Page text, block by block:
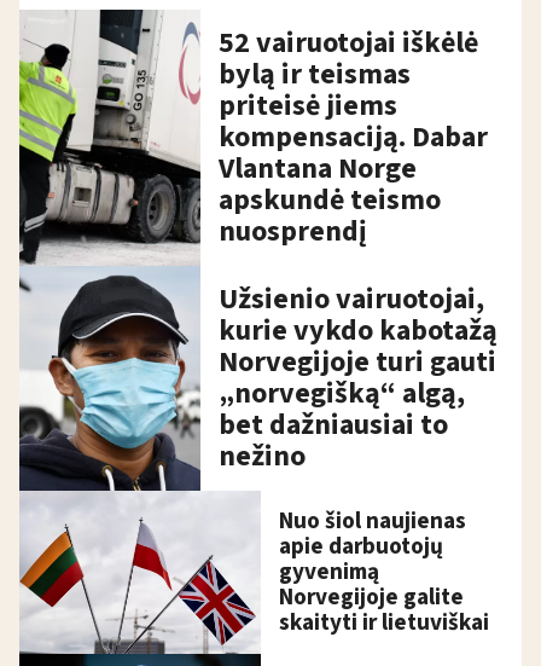
52 vairuotojai iškėlė
bylą ir teismas
priteisė jiems
kompensaciją. Dabar
Vlantana Norge
apskundė teismo
nuosprendį
Užsienio vairuotojai,
kurie vykdo kabotažą
Norvegijoje turi gauti
„norvegišką“ algą,
bet dažniausiai to
nežino
Nuo šiol naujienas
apie darbuotojų
gyvenimą
Norvegijoje galite
skaityti ir lietuviškai